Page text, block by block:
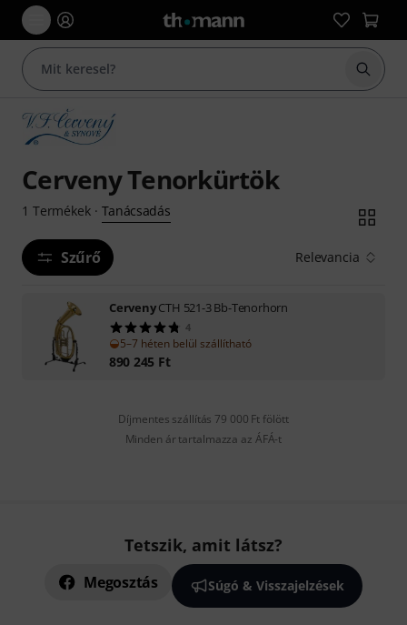
Cerveny Tenorkürtök
1 Termékek· Tanácsadás
Szűrő Relevancia
CervenyCTH 521-3 Bb-Tenorhorn
4
5–7 héten belül szállítható
890 245 Ft
Díjmentes szállítás 79 000 Ft fölött
Minden ár tartalmazza az ÁFÁ-t
Tetszik, amit látsz?
Megosztás Súgó & Visszajelzések